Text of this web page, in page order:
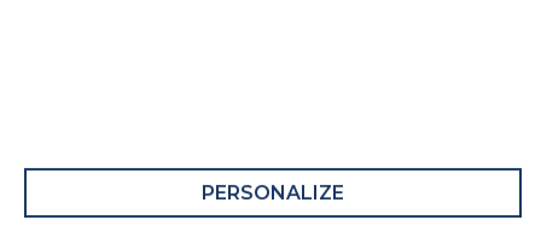
Recyclabilité du produit : Majoritairement
Recyclable
PERSONALIZE